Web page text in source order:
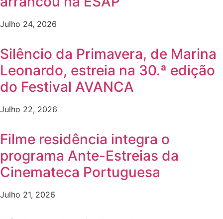
Julho 24, 2026
Silêncio da Primavera, de Marina
Leonardo, estreia na 30.ª edição
do Festival AVANCA
Julho 22, 2026
Filme residência integra o
programa Ante-Estreias da
Cinemateca Portuguesa
Julho 21, 2026